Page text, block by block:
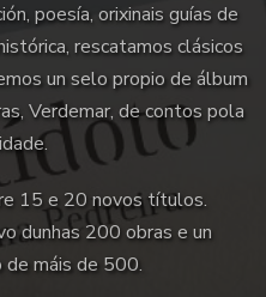
poesía, orixinais guías de
rescatamos clásicos
un selo propio de álbum
Verdemar, de contos pola
15 e 20 novos títulos.
dunhas 200 obras e un
máis de 500.